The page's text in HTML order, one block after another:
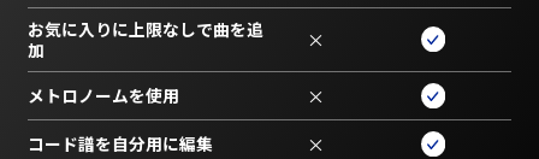
お気に入りに上限なしで曲を追
加
×
メトロノームを使用 ×
コード譜を自分用に編集 ×